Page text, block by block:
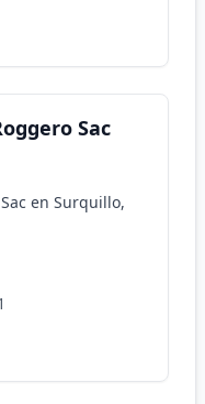
Sac
en Surquillo,